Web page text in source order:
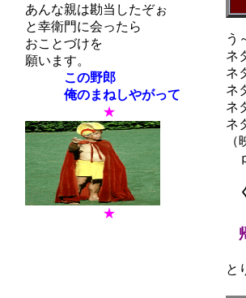
あんな親は勘当したぞぉ
と幸衛門に会ったら
おことづけを
願います。
この野郎
俺のまねしやがって
★
★
う
ネ
ネ
ネ
ネ
ネ
と